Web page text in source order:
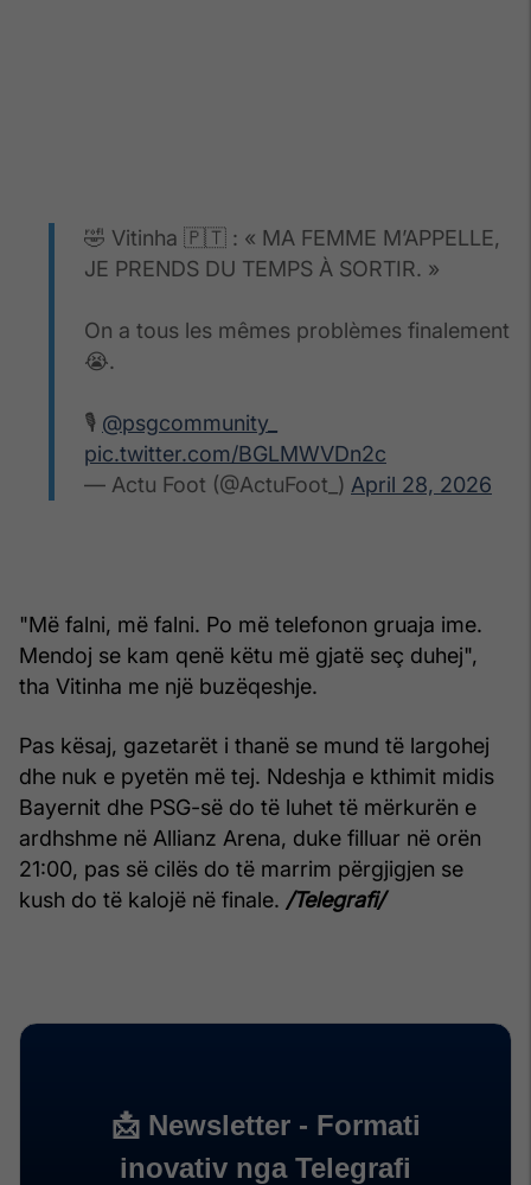
🤣 Vitinha 🇵🇹 : « MA FEMME M’APPELLE,
JE PRENDS DU TEMPS À SORTIR. »
On a tous les mêmes problèmes finalement
😭.
🎙️ @psgcommunity_
pic.twitter.com/BGLMWVDn2c
— Actu Foot (@ActuFoot_) April 28, 2026
"Më falni, më falni. Po më telefonon gruaja ime.
Mendoj se kam qenë këtu më gjatë seç duhej",
tha Vitinha me një buzëqeshje.
Pas kësaj, gazetarët i thanë se mund të largohej
dhe nuk e pyetën më tej. Ndeshja e kthimit midis
Bayernit dhe PSG-së do të luhet të mërkurën e
ardhshme në Allianz Arena, duke filluar në orën
21:00, pas së cilës do të marrim përgjigjen se
kush do të kalojë në finale. /Telegrafi/